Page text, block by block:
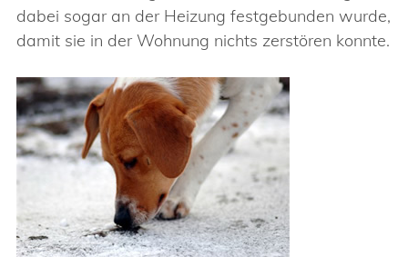
dabei sogar an der Heizung festgebunden wurde,
damit sie in der Wohnung nichts zerstören konnte.